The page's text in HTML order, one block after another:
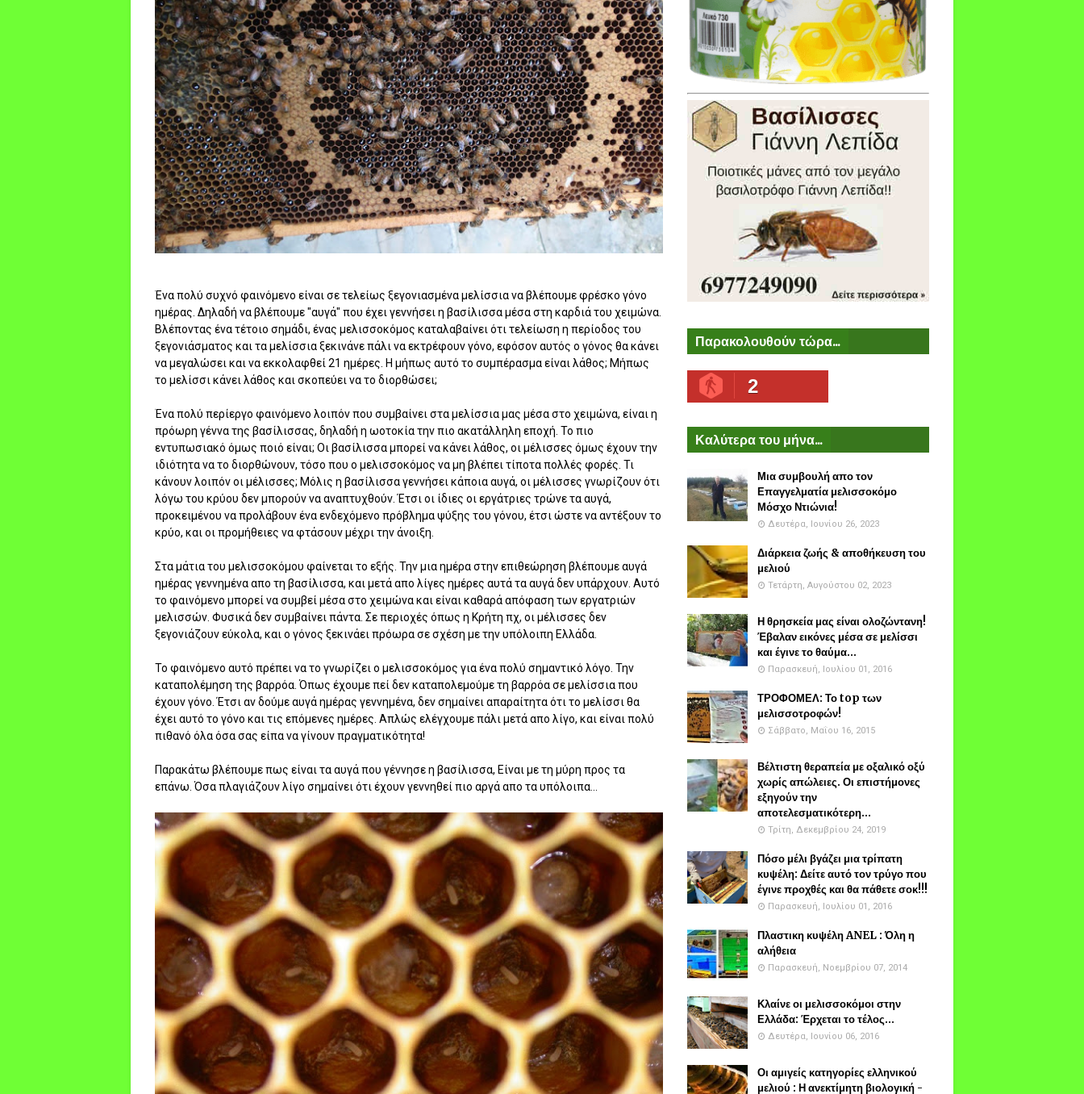
Ένα πολύ συχνό φαινόμενο είναι σε τελείως ξεγονιασμένα μελίσσια να βλέπουμε φρέσκο γόνο
ημέρας. Δηλαδή να βλέπουμε "αυγά" που έχει γεννήσει η βασίλισσα μέσα στη καρδιά του χειμώνα.
Βλέποντας ένα τέτοιο σημάδι, ένας μελισσοκόμος καταλαβαίνει ότι τελείωση η περίοδος του
ξεγονιάσματος και τα μελίσσια ξεκινάνε πάλι να εκτρέφουν γόνο, εφόσον αυτός ο γόνος θα κάνει
να μεγαλώσει και να εκκολαφθεί 21 ημέρες. Η μήπως αυτό το συμπέρασμα είναι λάθος; Μήπως
το μελίσσι κάνει λάθος και σκοπεύει να το διορθώσει;
Ένα πολύ περίεργο φαινόμενο λοιπόν που συμβαίνει στα μελίσσια μας μέσα στο χειμώνα, είναι η
πρόωρη γέννα της βασίλισσας, δηλαδή η ωοτοκία την πιο ακατάλληλη εποχή. Το πιο
εντυπωσιακό όμως ποιό είναι; Οι βασίλισσα μπορεί να κάνει λάθος, οι μέλισσες όμως έχουν την
ιδιότητα να το διορθώνουν, τόσο που ο μελισσοκόμος να μη βλέπει τίποτα πολλές φορές. Τι
κάνουν λοιπόν οι μέλισσες; Μόλις η βασίλισσα γεννήσει κάποια αυγά, οι μέλισσες γνωρίζουν ότι
λόγω του κρύου δεν μπορούν να αναπτυχθούν. Έτσι οι ίδιες οι εργάτριες τρώνε τα αυγά,
προκειμένου να προλάβουν ένα ενδεχόμενο πρόβλημα ψύξης του γόνου, έτσι ώστε να αντέξουν το
κρύο, και οι προμήθειες να φτάσουν μέχρι την άνοιξη.
Στα μάτια του μελισσοκόμου φαίνεται το εξής. Την μια ημέρα στην επιθεώρηση βλέπουμε αυγά
ημέρας γεννημένα απο τη βασίλισσα, και μετά απο λίγες ημέρες αυτά τα αυγά δεν υπάρχουν. Αυτό
το φαινόμενο μπορεί να συμβεί μέσα στο χειμώνα και είναι καθαρά απόφαση των εργατριών
μελισσών. Φυσικά δεν συμβαίνει πάντα. Σε περιοχές όπως η Κρήτη πχ, οι μέλισσες δεν
ξεγονιάζουν εύκολα, και ο γόνος ξεκινάει πρόωρα σε σχέση με την υπόλοιπη Ελλάδα.
Το φαινόμενο αυτό πρέπει να το γνωρίζει ο μελισσοκόμος για ένα πολύ σημαντικό λόγο. Την
καταπολέμηση της βαρρόα. Όπως έχουμε πεί δεν καταπολεμούμε τη βαρρόα σε μελίσσια που
έχουν γόνο. Έτσι αν δούμε αυγά ημέρας γεννημένα, δεν σημαίνει απαραίτητα ότι το μελίσσι θα
έχει αυτό το γόνο και τις επόμενες ημέρες. Απλώς ελέγχουμε πάλι μετά απο λίγο, και είναι πολύ
πιθανό όλα όσα σας είπα να γίνουν πραγματικότητα!
Παρακάτω βλέπουμε πως είναι τα αυγά που γέννησε η βασίλισσα, Είναι με τη μύρη προς τα
επάνω. Όσα πλαγιάζουν λίγο σημαίνει ότι έχουν γεννηθεί πιο αργά απο τα υπόλοιπα...
Παρακολουθούν τώρα...
2
Καλύτερα του μήνα...
Μια συμβουλή απο τον
Επαγγελματία μελισσοκόμο
Μόσχο Ντιώνια!
Δευτέρα, Ιουνίου 26, 2023
Διάρκεια ζωής & αποθήκευση του
μελιού
Τετάρτη, Αυγούστου 02, 2023
Η θρησκεία μας είναι ολοζώντανη!
Έβαλαν εικόνες μέσα σε μελίσσι
και έγινε το θαύμα...
Παρασκευή, Ιουλίου 01, 2016
ΤΡΟΦΟΜΕΛ: Το top των
μελισσοτροφών!
Σάββατο, Μαΐου 16, 2015
Βέλτιστη θεραπεία με οξαλικό οξύ
χωρίς απώλειες. Οι επιστήμονες
εξηγούν την
αποτελεσματικότερη...
Τρίτη, Δεκεμβρίου 24, 2019
Πόσο μέλι βγάζει μια τρίπατη
κυψέλη: Δείτε αυτό τον τρύγο που
έγινε προχθές και θα πάθετε σοκ!!!
Παρασκευή, Ιουλίου 01, 2016
Πλαστικη κυψέλη ANEL : Όλη η
αλήθεια
Παρασκευή, Νοεμβρίου 07, 2014
Κλαίνε οι μελισσοκόμοι στην
Ελλάδα: Έρχεται το τέλος...
Δευτέρα, Ιουνίου 06, 2016
Οι αμιγείς κατηγορίες ελληνικού
μελιού : Η ανεκτίμητη βιολογική -